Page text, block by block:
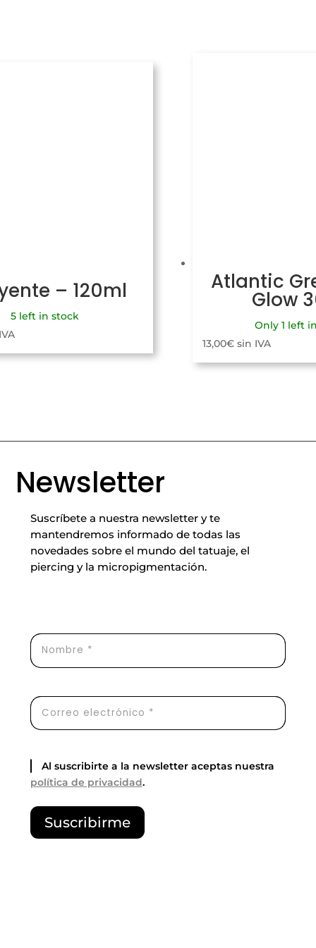
– 120ml
5 left in stock
Atlantic
Glow
Only 1 left
13,00€ sin IVA
Newsletter
Suscríbete a nuestra newsletter y te
mantendremos informado de todas las
novedades sobre el mundo del tatuaje, el
piercing y la micropigmentación.
Al suscribirte a la newsletter aceptas nuestra
política de privacidad.
P
o
Suscribirme